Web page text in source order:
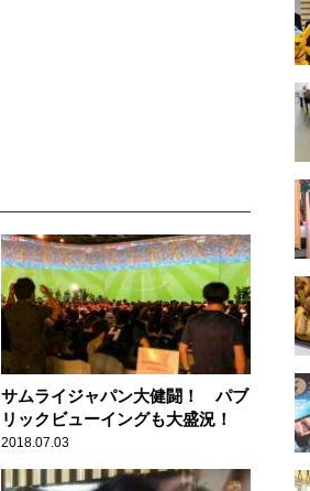
サムライジャパン大健闘！ パブ
リックビューイングも大盛況！
2018.07.03